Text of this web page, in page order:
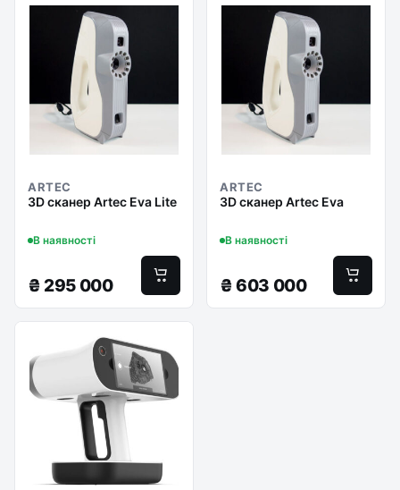
ARTEC
3D сканер Artec Eva Lite
В наявності
₴ 295 000
ARTEC
3D сканер Artec Eva
В наявності
₴ 603 000